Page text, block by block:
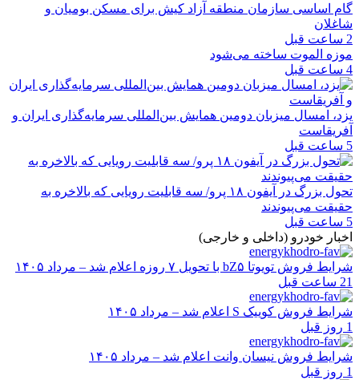
گام اساسی سازمان منطقه آزاد کیش برای مسکن بومیان و
شاغلان
2 ساعت قبل
موزه الموت ساخته می‌شود
4 ساعت قبل
یزد، امسال میزبان دومین همایش بین‌المللی سرمایه‌گذاری ایران و
آفریقاست
5 ساعت قبل
تحول بزرگ در آیفون ۱۸ پرو/ سه قابلیت رویایی که بالاخره به
حقیقت می‌پیوندند
5 ساعت قبل
اخبار خودرو (داخلی و خارجی)
شرایط فروش تویوتا bZ۵ با تحویل ۷ روزه اعلام شد – مرداد ۱۴۰۵
21 ساعت قبل
شرایط فروش کوییک S اعلام شد – مرداد ۱۴۰۵
1 روز قبل
شرایط فروش نیسان وانت اعلام شد – مرداد ۱۴۰۵
1 روز قبل